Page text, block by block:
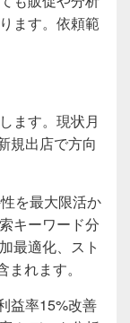
ます。依頼範
ます。現状月
規出店で方向
を最大限活か
キーワード分
最適化、スト
れます。
益率15%改善